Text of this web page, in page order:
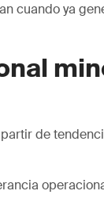
cuando ya
de